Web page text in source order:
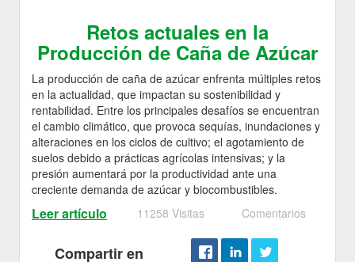
Retos actuales en la
Producción de Caña de Azúcar
La producción de caña de azúcar enfrenta múltiples retos
en la actualidad, que impactan su sostenibilidad y
rentabilidad. Entre los principales desafíos se encuentran
el cambio climático, que provoca sequías, inundaciones y
alteraciones en los ciclos de cultivo; el agotamiento de
suelos debido a prácticas agrícolas intensivas; y la
presión aumentará por la productividad ante una
creciente demanda de azúcar y biocombustibles.
Leer artículo 11258 Visitas Comentarios
Compartir en